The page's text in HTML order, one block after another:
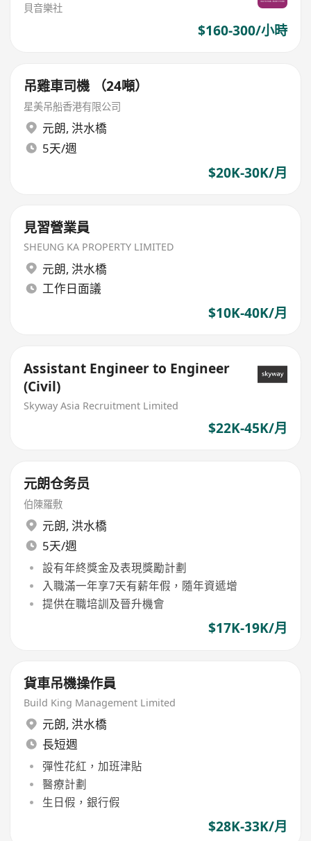
貝音樂社
$160-300/小時
吊雞車司機 （24噸）
星美吊船香港有限公司
元朗, 洪水橋
5天/週
$20K-30K/月
見習營業員
SHEUNG KA PROPERTY LIMITED
元朗, 洪水橋
工作日面議
$10K-40K/月
Assistant Engineer to Engineer
(Civil)
Skyway Asia Recruitment Limited
$22K-45K/月
元朗仓务员
伯陳羅敷
元朗, 洪水橋
5天/週
設有年終獎金及表現獎勵計劃
入職滿一年享7天有薪年假，隨年資遞增
提供在職培訓及晉升機會
$17K-19K/月
貨車吊機操作員
Build King Management Limited
元朗, 洪水橋
長短週
彈性花紅，加班津貼
醫療計劃
生日假，銀行假
$28K-33K/月